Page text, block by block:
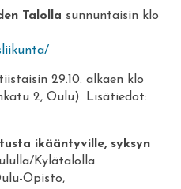
Talolla sunnuntaisin klo
tiistaisin 29.10. alkaen klo
2, Oulu). Lisätiedot:
ikääntyville, syksyn
Kylätalolla
Opisto,